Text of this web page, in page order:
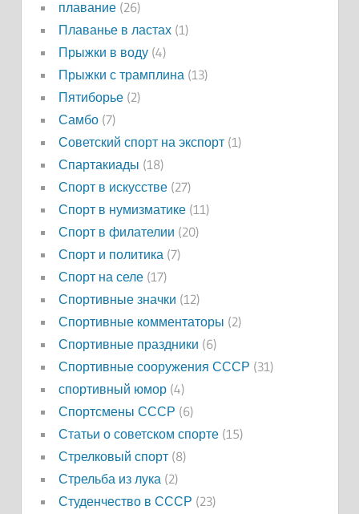
плавание(26)
Плаванье в ластах(1)
Прыжки в воду(4)
Прыжки с трамплина (13)
Пятиборье(2)
Самбо(7)
Советский спорт на экспорт(1)
Спартакиады (18)
Спорт в искусстве(27)
Спорт в нумизматике(11)
Спорт в филателии (20)
Спорт и политика (7)
Спорт на селе(17)
Спортивные значки (12)
Спортивные комментаторы (2)
Спортивные праздники (6)
Спортивные сооружения СССР (31)
спортивный юмор(4)
Спортсмены СССР (6)
Статьи о советском спорте(15)
Стрелковый спорт(8)
Стрельба из лука (2)
Студенчество в СССР (23)